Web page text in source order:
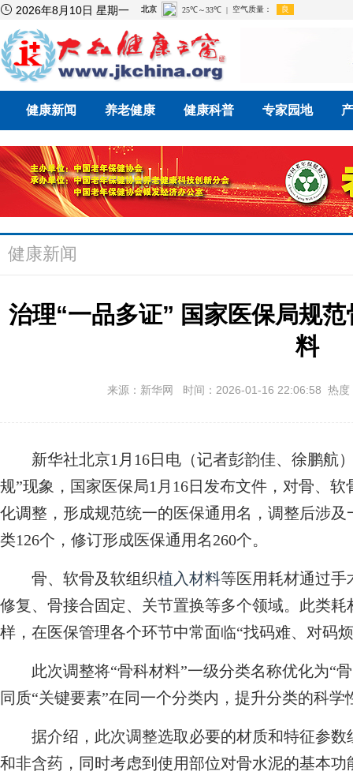
 2026年8月10日 星期一
健康新闻 养老健康 健康科普 专家园地
健康新闻
治理“一品多证” 国家医保局规
料
来源：新华网 时间：2026-01-16 22:06:58 热
新华社北京1月16日电（记者彭韵佳、徐鹏航
规”现象，国家医保局1月16日发布文件，对骨、软
化调整，形成规范统一的医保通用名，调整后涉
类126个，修订形成医保通用名260个。
骨、软骨及软组织植入材料等医用耗材通过手
修复、骨接合固定、关节置换等多个领域。此类
样，在医保管理各个环节中常面临“找码难、对码
此次调整将“骨科材料”一级分类名称优化为“骨
同质“关键要素”在同一个分类内，提升分类的科
据介绍，此次调整选取必要的材质和特征参数
和非含药，同时考虑到使用部位对骨水泥的基本